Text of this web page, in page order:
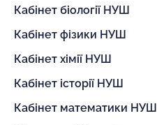
Кабінет біології НУШ
Кабінет фізики НУШ
Кабінет хімії НУШ
Кабінет історії НУШ
Кабінет математики НУШ